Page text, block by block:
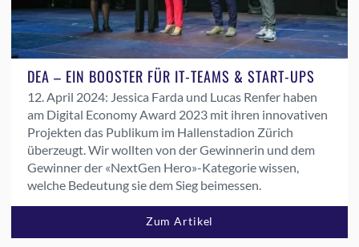
DEA – EIN BOOSTER FÜR IT-TEAMS & START-UPS
12. April 2024: Jessica Farda und Lucas Renfer haben
am Digital Economy Award 2023 mit ihren innovativen
Projekten das Publikum im Hallenstadion Zürich
überzeugt. Wir wollten von der Gewinnerin und dem
Gewinner der «NextGen Hero»-Kategorie wissen,
welche Bedeutung sie dem Sieg beimessen.
Zum Artikel